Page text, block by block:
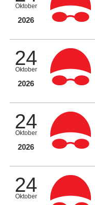
Oktober
2026
24
Oktober
2026
24
Oktober
2026
24
Oktober